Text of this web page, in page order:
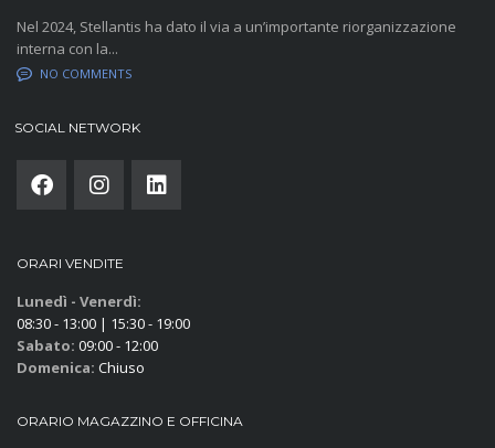
Nel 2024, Stellantis ha dato il via a un’importante riorganizzazione
interna con la...
NO COMMENTS
SOCIAL NETWORK
ORARI VENDITE
Lunedì - Venerdì:
08:30 - 13:00 | 15:30 - 19:00
Sabato: 09:00 - 12:00
Domenica: Chiuso
ORARIO MAGAZZINO E OFFICINA